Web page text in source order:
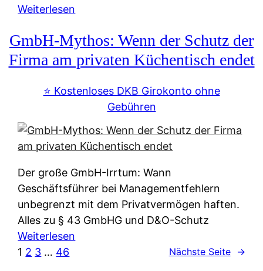
W
e
r
s
i
c
h
e
t
W
e
u
d
n
w
l
c
h
e
n
Weiterlesen
t
e
u
e
r
k
l
ä
u
GmbH-Mythos: Wenn der Schutz der
Firma am privaten Küchentisch endet
⭐️ Kostenloses DKB Girokonto ohne
Gebühren
Der große GmbH-Irrtum: Wann
Geschäftsführer bei Managementfehlern
unbegrenzt mit dem Privatvermögen haften.
Alles zu § 43 GmbHG und D&O-Schutz
Weiterlesen
1 2 3 … 46 Nächste Seite →